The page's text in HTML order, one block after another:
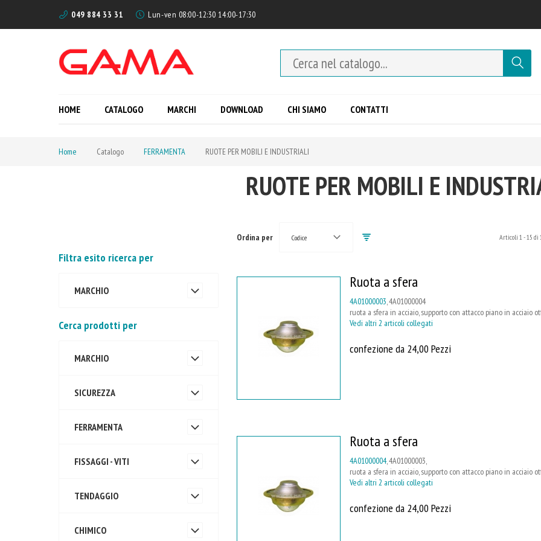
049 884 33 31 Lun-ven 08:00-12:30 14:00-17:30
HOME CATALOGO MARCHI DOWNLOAD CHI SIAMO CONTATTI
Home Catalogo FERRAMENTA RUOTE PER MOBILI E INDUSTRIALI
RUOTE PER MOBILI E
Ordina per Codice Articoli 1-15 di
Ruota a sfera
4A01000003, 4A01000004
ruota a sfera in acciaio, supporto con attacco piano in acciaio
Vedi altri 2 articoli collegati
confezione da 24,00 Pezzi
Ruota a sfera
4A01000004, 4A01000003,
ruota a sfera in acciaio, supporto con attacco piano in acciaio
Vedi altri 2 articoli collegati
confezione da 24,00 Pezzi
Filtra esito ricerca per
MARCHIO
Cerca prodotti per
MARCHIO
SICUREZZA
FERRAMENTA
FISSAGGI - VITI
TENDAGGIO
CHIMICO